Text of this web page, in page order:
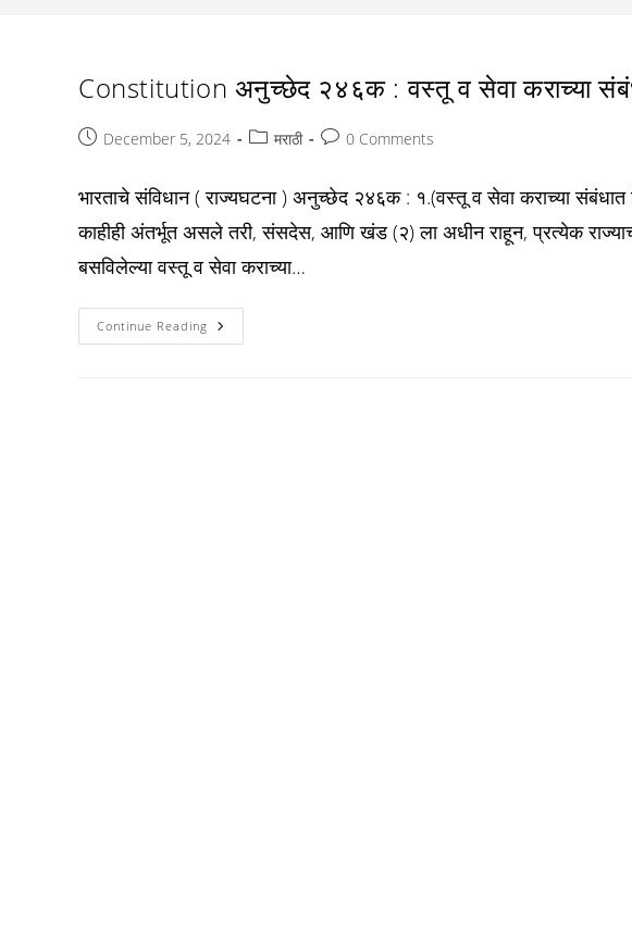
Constitution अनुच्छेद २४६क : वस्तू व सेवा कराच्या
PostDecember 5, 2024
Postमराठी
Post0 Comments
भारताचे संविधान ( राज्यघटना ) अनुच्छेद २४६क : १.(वस्तू व सेवा कराच्या
काहीही अंतर्भूत असले तरी, संसदेस, आणि खंड (२) ला अधीन राहून, प्रत्येक
बसविलेल्या वस्तू व सेवा कराच्या…
Continue Reading Constitution
अनुच्छेद